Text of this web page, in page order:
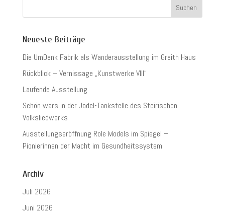
Neueste Beiträge
Die UmDenk Fabrik als Wanderausstellung im Greith Haus
Rückblick – Vernissage „Kunstwerke VIII“
Laufende Ausstellung
Schön wars in der Jodel-Tankstelle des Steirischen
Volksliedwerks
Ausstellungseröffnung Role Models im Spiegel –
Pionierinnen der Macht im Gesundheitssystem
Archiv
Juli 2026
Juni 2026